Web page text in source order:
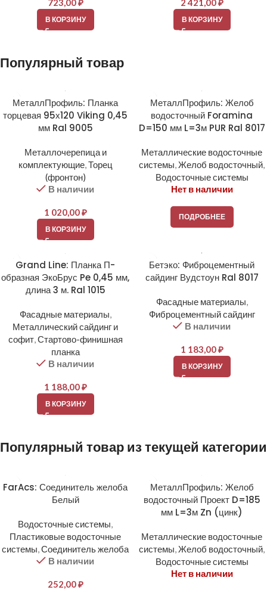
723,00₽
В КОРЗИНУ
2 421,00₽
В КОРЗИНУ
Популярный товар
МеталлПрофиль: Планка
торцевая 95х120 Viking 0,45
мм Ral 9005
Металлочерепица и
комплектующие,Торец
(фронтон)
В наличии
1 020,00₽
В КОРЗИНУ
МеталлПрофиль: Желоб
водосточный Foramina
D=150 мм L=3м PUR Ral 8017
Металлические водосточные
системы,Желоб водосточный,
Водосточные системы
Нет в наличии
ПОДРОБНЕЕ
Grand Line: Планка П-
образная ЭкоБрус Pe 0,45 мм,
длина 3 м. Ral 1015
Фасадные материалы,
Металлический сайдинг и
софит,Стартово-финишная
планка
В наличии
1 188,00₽
В КОРЗИНУ
Бетэко: Фиброцементный
сайдинг Вудстоун Ral 8017
Фасадные материалы,
Фиброцементный сайдинг
В наличии
1 183,00₽
В КОРЗИНУ
Популярный товар из текущей категории
FarAcs: Соединитель желоба
Белый
Водосточные системы,
Пластиковые водосточные
системы,Соединитель желоба
В наличии
252,00₽
МеталлПрофиль: Желоб
водосточный Проект D=185
мм L=3м Zn (цинк)
Металлические водосточные
системы,Желоб водосточный,
Водосточные системы
Нет в наличии